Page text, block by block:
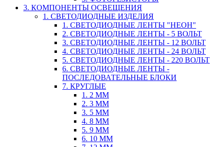
3. КОМПОНЕНТЫ ОСВЕЩЕНИЯ
1. СВЕТОДИОДНЫЕ ИЗДЕЛИЯ
1. СВЕТОДИОДНЫЕ ЛЕНТЫ "НЕОН"
2. СВЕТОДИОДНЫЕ ЛЕНТЫ - 5 ВОЛЬТ
3. СВЕТОДИОДНЫЕ ЛЕНТЫ - 12 ВОЛЬТ
4. СВЕТОДИОДНЫЕ ЛЕНТЫ - 24 ВОЛЬТ
5. СВЕТОДИОДНЫЕ ЛЕНТЫ - 220 ВОЛЬТ
6. СВЕТОДИОДНЫЕ ЛЕНТЫ -
ПОСЛЕДОВАТЕЛЬНЫЕ БЛОКИ
7. КРУГЛЫЕ
1. 2 ММ
2. 3 ММ
3. 5 ММ
4. 8 ММ
5. 9 ММ
6. 10 ММ